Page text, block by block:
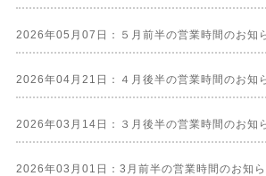
2026年05月07日：５月前半の営業時間のお知
2026年04月21日：４月後半の営業時間のお知
2026年03月14日：３月後半の営業時間のお知
2026年03月01日：3月前半の営業時間のお知